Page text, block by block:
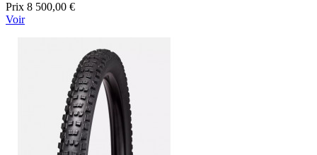
Prix 8 500,00 €
Voir